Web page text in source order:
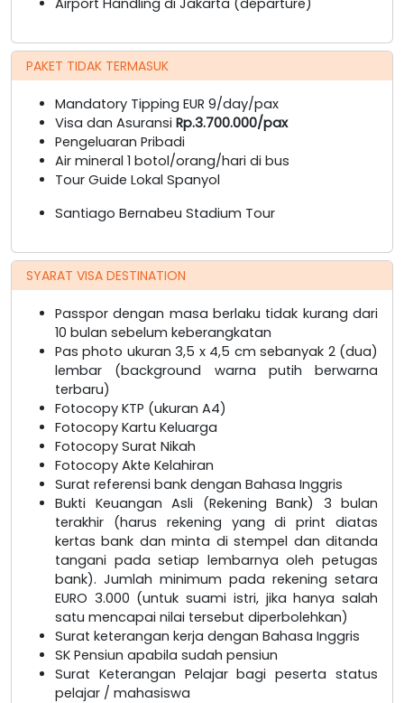
PAKET TIDAK TERMASUK
Mandatory Tipping EUR 9/day/pax
Visa dan Asuransi Rp.3.700.000/pax
Pengeluaran Pribadi
Air mineral 1 botol/orang/hari di bus
Tour Guide Lokal Spanyol
Santiago Bernabeu Stadium Tour
SYARAT VISA DESTINATION
Passpor dengan masa berlaku tidak kurang dari
10 bulan sebelum keberangkatan
Pas photo ukuran 3,5 x 4,5 cm sebanyak 2 (dua)
lembar (background warna putih berwarna
terbaru)
Fotocopy KTP (ukuran A4)
Fotocopy Kartu Keluarga
Fotocopy Surat Nikah
Fotocopy Akte Kelahiran
Surat referensi bank dengan Bahasa Inggris
Bukti Keuangan Asli (Rekening Bank) 3 bulan
terakhir (harus rekening yang di print diatas
kertas bank dan minta di stempel dan ditanda
tangani pada setiap lembarnya oleh petugas
bank). Jumlah minimum pada rekening setara
EURO 3.000 (untuk suami istri, jika hanya salah
satu mencapai nilai tersebut diperbolehkan)
Surat keterangan kerja dengan Bahasa Inggris
SK Pensiun apabila sudah pensiun
Surat Keterangan Pelajar bagi peserta status
pelajar / mahasiswa